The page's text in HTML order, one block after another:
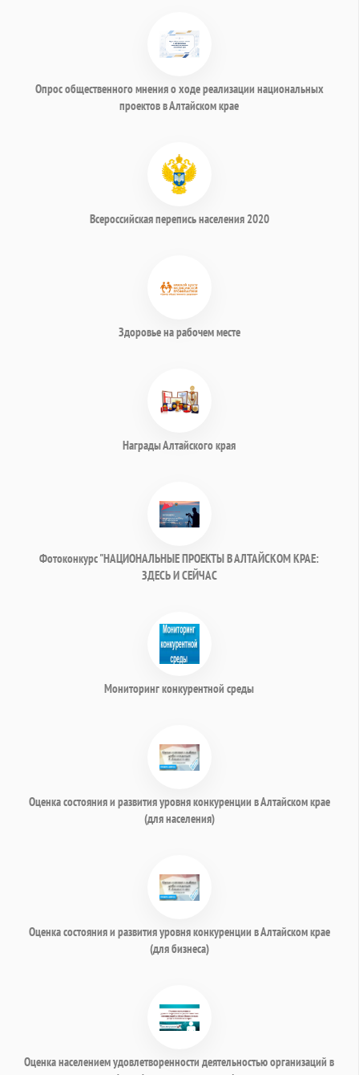
Опрос общественного мнения о ходе реализации национальных
проектов в Алтайском крае
Всероссийская перепись населения 2020
Здоровье на рабочем месте
Награды Алтайского края
Фотоконкурс "НАЦИОНАЛЬНЫЕ ПРОЕКТЫ В АЛТАЙСКОМ КРАЕ:
ЗДЕСЬ И СЕЙЧАС
Мониторинг конкурентной среды
Оценка состояния и развития уровня конкуренции в Алтайском крае
(для населения)
Оценка состояния и развития уровня конкуренции в Алтайском крае
(для бизнеса)
Оценка населением удовлетворенности деятельностью организаций в